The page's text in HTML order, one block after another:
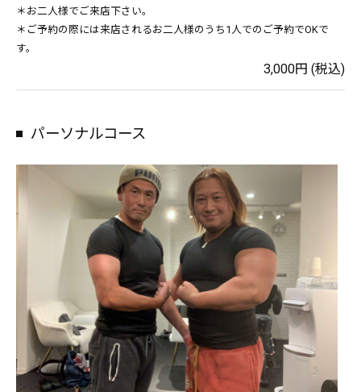
＊お二人様でご来店下さい。
＊ご予約の際には来店されるお二人様のうち1人でのご予約でOKで
す。
3,000円 (税込)
パーソナルコース